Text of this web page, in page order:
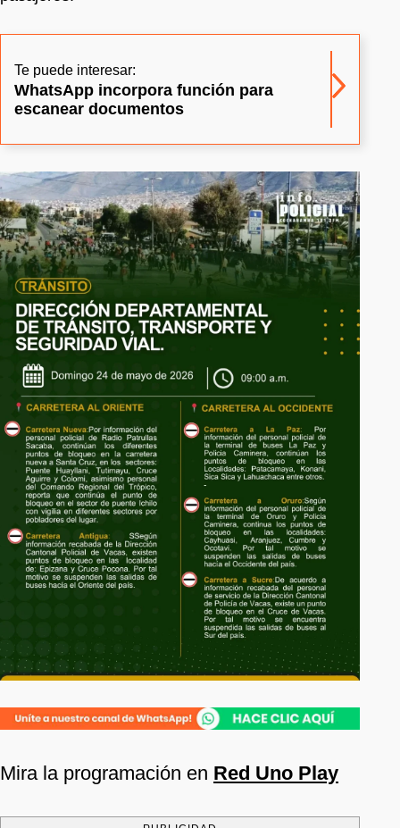
Te puede interesar:
WhatsApp incorpora función para
escanear documentos
Mira la programación en Red Uno Play